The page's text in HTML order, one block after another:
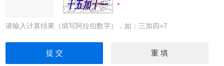
请输入计算结果（填写阿拉伯数字），如：三加四=7